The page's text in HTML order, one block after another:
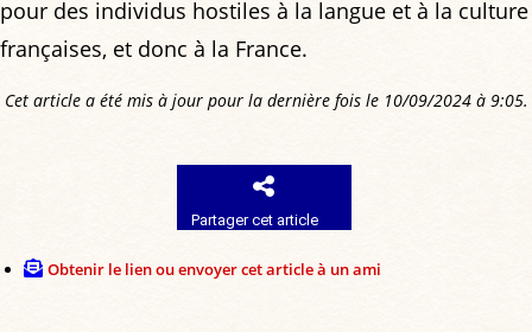
pour des individus hostiles à la langue et à la culture
françaises, et donc à la France.
Cet article a été mis à jour pour la dernière fois le 10/09/2024 à 9:05.
Partager cet article
Obtenir le lien ou envoyer cet article à un ami